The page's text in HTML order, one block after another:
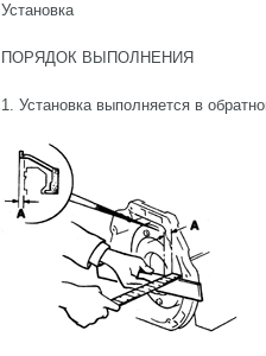
Установка
ПОРЯДОК ВЫПОЛНЕНИЯ
1. Установка выполняется в